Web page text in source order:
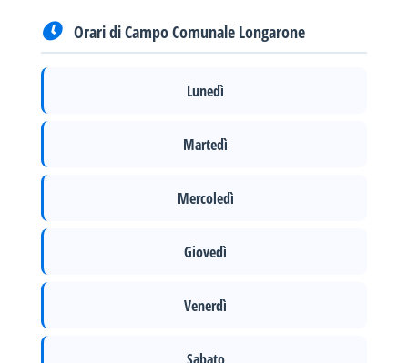
Orari di Campo Comunale Longarone
Lunedì
Martedì
Mercoledì
Giovedì
Venerdì